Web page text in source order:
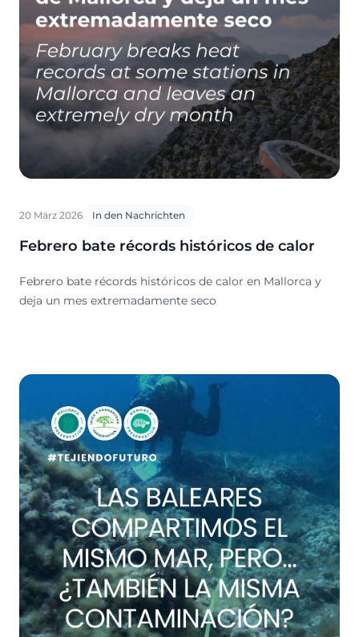
20 März 2026 In den Nachrichten
Febrero bate récords históricos de calor
Febrero bate récords históricos de calor en Mallorca y
deja un mes extremadamente seco